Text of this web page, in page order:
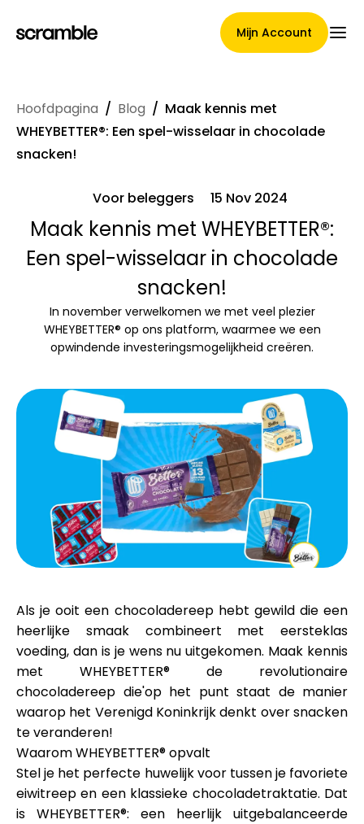
Mijn Account
Hoofdpagina
Voorwaarden voor
claimtoewijzing
Merken Galerij
Merkselectie
Rekenmachines
Rondegeschiedenis
Blog
Neem contact op
Hulp
Hoofdpagina / Blog / Maak kennis met
WHEYBETTER®: Een spel-wisselaar in chocolade
snacken!
Voor beleggers 15 Nov 2024
Maak kennis met WHEYBETTER®:
Een spel-wisselaar in chocolade
snacken!
In november verwelkomen we met veel plezier
WHEYBETTER® op ons platform, waarmee we een
opwindende investeringsmogelijkheid creëren.
Als je ooit een chocoladereep hebt gewild die een
heerlijke smaak combineert met eersteklas
voeding, dan is je wens nu uitgekomen. Maak kennis
met WHEYBETTER® de revolutionaire
chocoladereep die'op het punt staat de manier
waarop het Verenigd Koninkrijk denkt over snacken
te veranderen!
Waarom WHEYBETTER® opvalt
Stel je het perfecte huwelijk voor tussen je favoriete
eiwitreep en een klassieke chocoladetraktatie. Dat
is WHEYBETTER®: een heerlijk uitgebalanceerde